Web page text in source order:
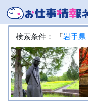
検索条件： 「 岩手県